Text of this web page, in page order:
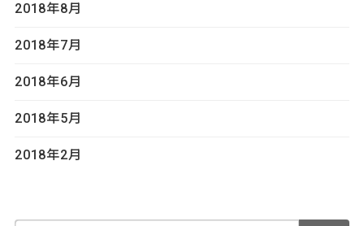
2018年8月
2018年7月
2018年6月
2018年5月
2018年2月